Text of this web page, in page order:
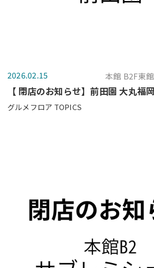
2026.02.15 本館 B2F東
【 閉店のお知らせ】前田園 大丸福
グルメフロア TOPICS